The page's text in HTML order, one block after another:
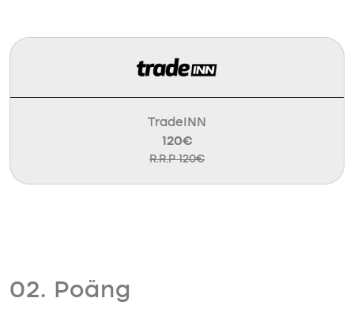
TradeINN
120€
R.R.P 120€
02. Poäng